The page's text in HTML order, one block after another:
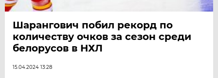
Шарангович побил рекорд по
количеству очков за сезон среди
белорусов в НХЛ
15.04.2024 13:28